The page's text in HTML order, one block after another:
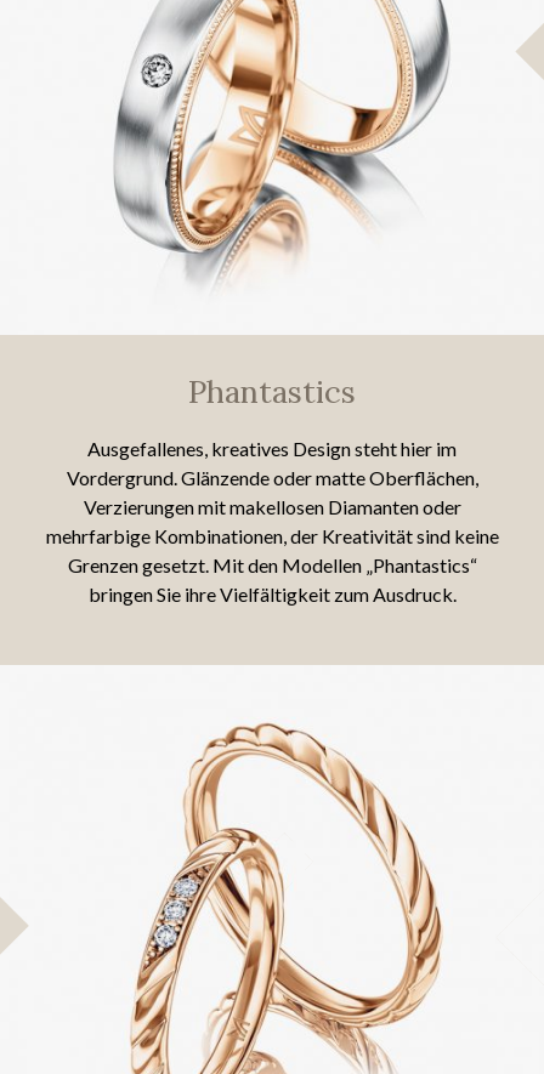
Phantastics
Ausgefallenes, kreatives Design steht hier im
Vordergrund. Glänzende oder matte Oberflächen,
Verzierungen mit makellosen Diamanten oder
mehrfarbige Kombinationen, der Kreativität sind keine
Grenzen gesetzt. Mit den Modellen „Phantastics“
bringen Sie ihre Vielfältigkeit zum Ausdruck.